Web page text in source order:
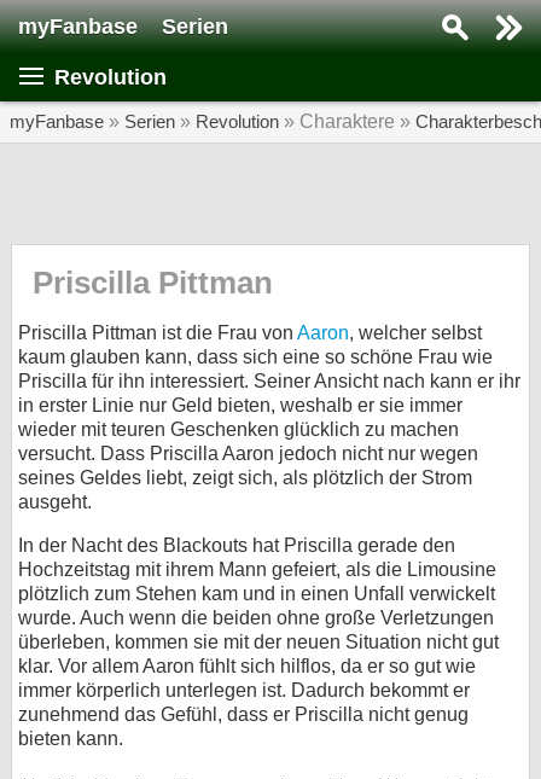
myFanbase Serien
Revolution
myFanbase » Serien » Revolution » Charaktere »
Priscilla Pittman
Priscilla Pittman ist die Frau von Aaron, welcher selbst
kaum glauben kann, dass sich eine so schöne Frau wie
Priscilla für ihn interessiert. Seiner Ansicht nach kann er ihr
in erster Linie nur Geld bieten, weshalb er sie immer
wieder mit teuren Geschenken glücklich zu machen
versucht. Dass Priscilla Aaron jedoch nicht nur wegen
seines Geldes liebt, zeigt sich, als plötzlich der Strom
ausgeht.
In der Nacht des Blackouts hat Priscilla gerade den
Hochzeitstag mit ihrem Mann gefeiert, als die Limousine
plötzlich zum Stehen kam und in einen Unfall verwickelt
wurde. Auch wenn die beiden ohne große Verletzungen
überleben, kommen sie mit der neuen Situation nicht gut
klar. Vor allem Aaron fühlt sich hilflos, da er so gut wie
immer körperlich unterlegen ist. Dadurch bekommt er
zunehmend das Gefühl, dass er Priscilla nicht genug
bieten kann.
Serie suchen...
SERIEN
KULTUR
Specials
SERVICE
Gewinnspiele
bei X
bei Facebook
Kontakt